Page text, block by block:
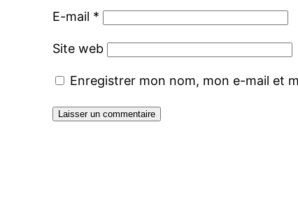
E-mail *
Site web
Enregistrer mon nom, mon e-mail et